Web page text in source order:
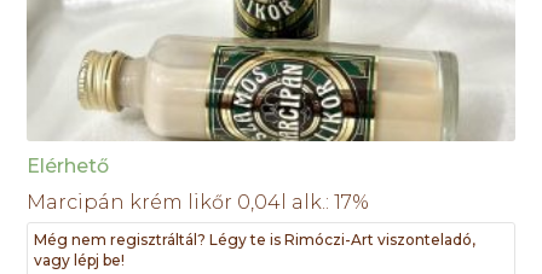
Elérhető
Marcipán krém likőr 0,04l alk.: 17%
Még nem regisztráltál? Légy te is Rimóczi-Art viszonteladó,
vagy lépj be!